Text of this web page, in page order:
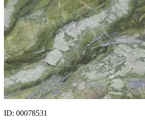
ID: 00078531